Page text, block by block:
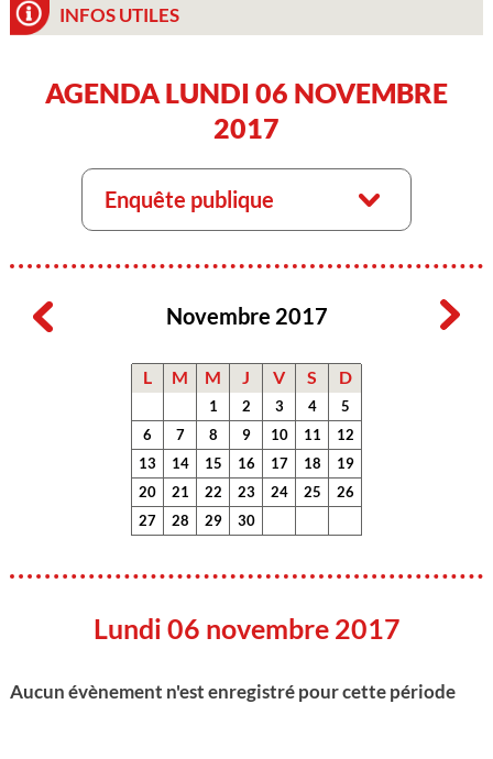
INFOS UTILES
AGENDA LUNDI 06 NOVEMBRE
2017
Enquête publique
Novembre 2017
L M M J V S D
1 2 3 4
5
6
7 8 9 10 11
12
13
14 15 16 17 18
19
20
21 22 23 24 25
26
27
28 29 30
Lundi 06 novembre 2017
Aucun évènement n'est enregistré pour cette période